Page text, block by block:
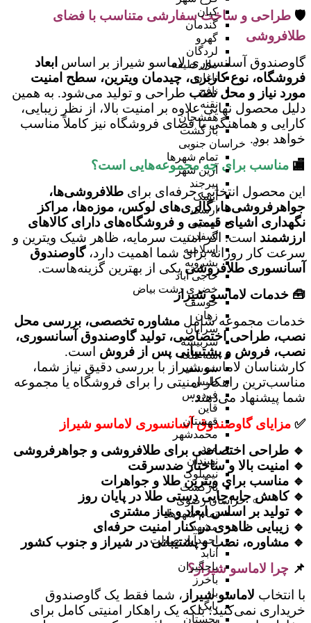
کیان
گندمان
گهرو
لردگان
مال خلیفه
ناغان
نافچ
نقنه
هفشجان
بازگشت
خراسان جنوبی
تمام شهر‌ها
آرین شهر
بیرجند
آیسک
ارسک
اسدیه
اسفدن
اسلامیه
بشرویه
حاجی آباد
خضری دشت بیاض
خوسف
زهان
سرایان
سربیشه
سه قلعه
شوسف
طبس
فردوس
قاین
قهستان
محمدشهر
مود
نهبندان
نیمبلوک
بازگشت
خراسان رضوی
تمام شهر‌ها
مشهد
احمدآباد صولت
انابد
باجگیران
باخرز
بار
بایگ
بجستان
🛡️ طراحی و ساخت سفارشی متناسب با فضای
طلافروشی
گاوصندوق آسانسوری لاماسو شیراز بر اساس ابعاد
فروشگاه، نوع کاربری، چیدمان ویترین، سطح امنیت
مورد نیاز و محل نصبطراحی و تولید می‌شود. به همین
دلیل محصول نهایی علاوه بر امنیت بالا، از نظر زیبایی،
کارایی و هماهنگی با فضای فروشگاه نیز کاملاً مناسب
خواهد بود.
🏬 مناسب برای چه مجموعه‌هایی است؟
این محصول انتخابی حرفه‌ای برای طلافروشی‌ها،
جواهرفروشی‌ها، گالری‌های لوکس، موزه‌ها، مراکز
نگهداری اشیای قیمتی و فروشگاه‌های دارای کالاهای
ارزشمنداست. اگر امنیت سرمایه، ظاهر شیک ویترین و
سرعت کار روزانه برای شما اهمیت دارد، گاوصندوق
آسانسوری طلافروشییکی از بهترین گزینه‌هاست.
🧰 خدمات لاماسو شیراز
خدمات مجموعه شامل مشاوره تخصصی، بررسی محل
نصب، طراحی اختصاصی، تولید گاوصندوق آسانسوری،
نصب، فروش و پشتیبانی پس از فروشاست.
کارشناسان لاماسو شیراز با بررسی دقیق نیاز شما،
مناسب‌ترین راهکار امنیتی را برای فروشگاه یا مجموعه
شما پیشنهاد می‌دهند.
✅ مزایای گاوصندوق آسانسوری لاماسو شیراز
🔹 طراحی اختصاصی برای طلافروشی و جواهرفروشی
🔹 امنیت بالا و ساختار ضدسرقت
🔹 مناسب برای ویترین طلا و جواهرات
🔹 کاهش جابه‌جایی دستی طلا در پایان روز
🔹 تولید بر اساس ابعاد و نیاز مشتری
🔹 زیبایی ظاهری در کنار امنیت حرفه‌ای
🔹 مشاوره، نصب و پشتیبانی در شیراز و جنوب کشور
📌 چرا لاماسو شیراز؟
با انتخاب لاماسو شیراز ، شما فقط یک گاوصندوق
خریداری نمی‌کنید؛ بلکه یک راهکار امنیتی کامل برای